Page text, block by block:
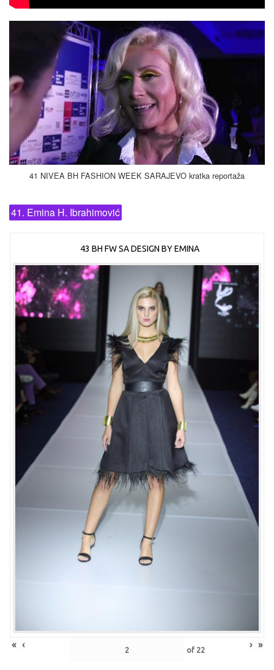
41 NIVEA BH FASHION WEEK SARAJEVO kratka reportaža
41. Emina H. Ibrahimović
43 BH FW SA DESIGN BY EMINA
« ‹ of 22 › »